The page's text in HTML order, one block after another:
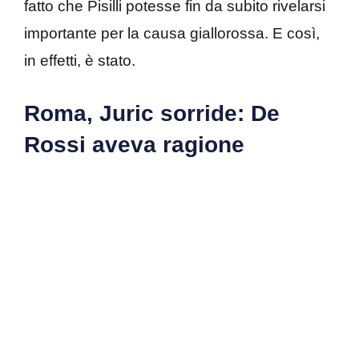
fatto che Pisilli potesse fin da subito rivelarsi
importante per la causa giallorossa. E così,
in effetti, è stato.
Roma, Juric sorride: De
Rossi aveva ragione